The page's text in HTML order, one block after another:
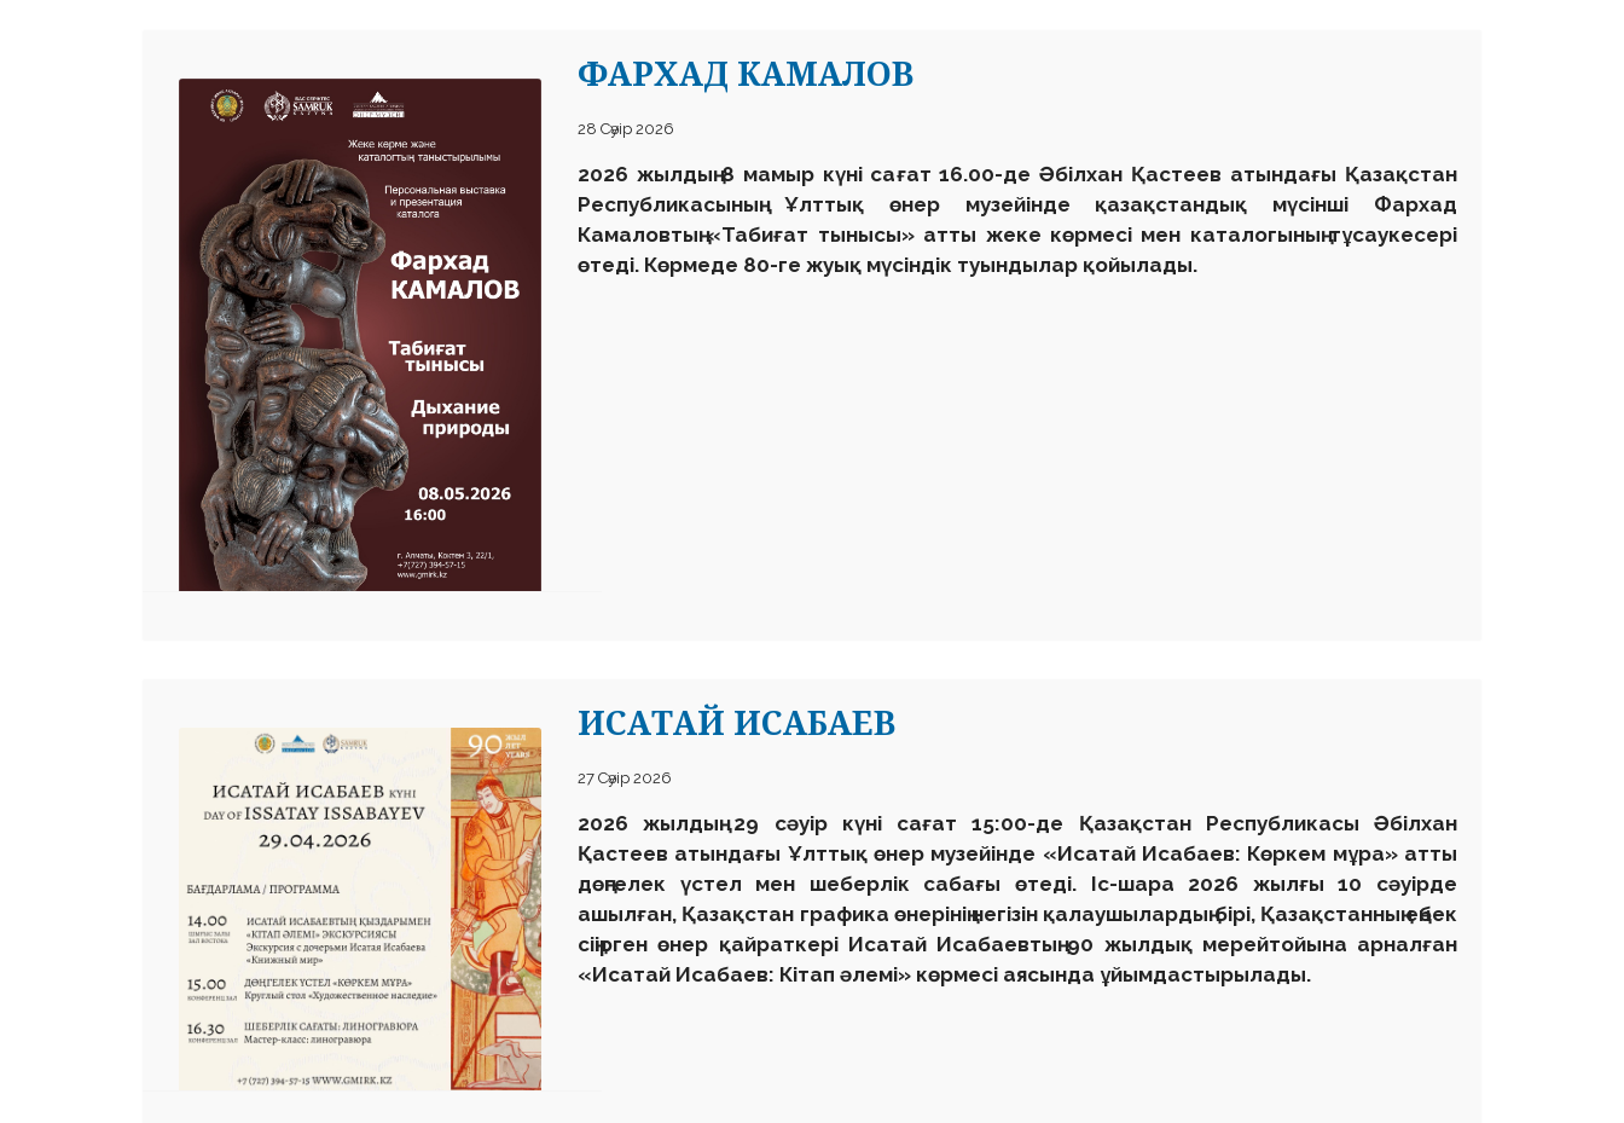
ФАРХАД КАМАЛОВ
28 Сәуір 2026
2026 жылдың 8 мамыр күні сағат 16.00-де Әбілхан Қастеев атындағы Қазақстан
Республикасының Ұлттық өнер музейінде қазақстандық мүсінші Фархад
Камаловтың «Табиғат тынысы» атты жеке көрмесі мен каталогының тұсаукесері
өтеді. Көрмеде 80-ге жуық мүсіндік туындылар қойылады.
ИСАТАЙ ИСАБАЕВ
27 Сәуір 2026
2026 жылдың 29 сәуір күні сағат 15:00-де Қазақстан Республикасы Әбілхан
Қастеев атындағы Ұлттық өнер музейінде «Исатай Исабаев: Көркем мұра» атты
дөңгелек үстел мен шеберлік сабағы өтеді. Іс-шара 2026 жылғы 10 сәуірде
ашылған, Қазақстан графика өнерінің негізін қалаушылардың бірі, Қазақстанның еңбек
сіңірген өнер қайраткері Исатай Исабаевтың 90 жылдық мерейтойына арналған
«Исатай Исабаев: Кітап әлемі» көрмесі аясында ұйымдастырылады.